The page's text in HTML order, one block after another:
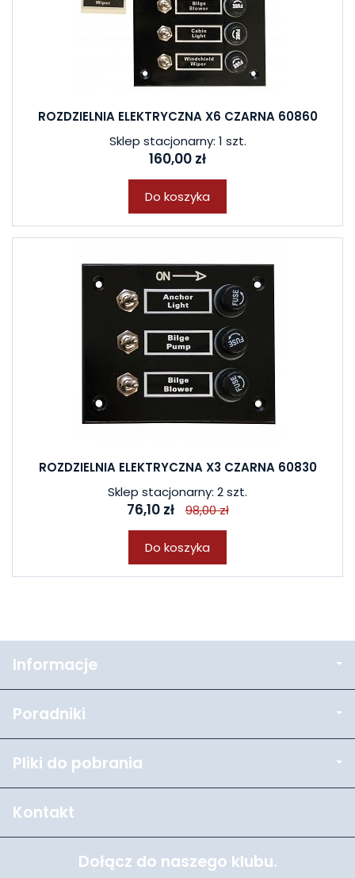
ROZDZIELNIA ELEKTRYCZNA X6 CZARNA 60860
Sklep stacjonarny: 1 szt.
160,00 zł
Do koszyka
ROZDZIELNIA ELEKTRYCZNA X3 CZARNA 60830
Sklep stacjonarny: 2 szt.
76,10 zł 98,00 zł
Do koszyka
Informacje
Poradniki
Pliki do pobrania
Kontakt
Dołącz do naszego klubu.